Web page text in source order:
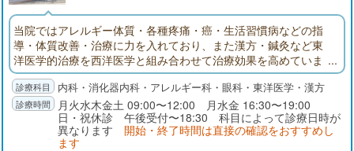
にて血液検査を受けていただくことをおすすめします。なお小
児科ではお子さまの定期予防接種に対応しており、彦根市在住
の方は無料で接種可能です。当院へは、近江鉄道本線・ひこね
芹川駅から徒歩約16分、JR東海道線・彦根駅から徒歩約20分の
場所にあります。駐車場は15台分のご用意があります。
当院ではアレルギー体質・各種疼痛・癌・生活習慣病などの指
導・体質改善・治療に力を入れており、また漢方・鍼灸など東
洋医学的治療を西洋医学と組み合わせて治療効果を高めていま
す。また眼科での白内障・緑内障の手術や胃腸科での胃・大腸
のポリープ・癌のポリペクトミー及び粘膜切除術切除などは最
新の設備で日帰り手術を行っています。
内科・消化器内科・アレルギー科・眼科・東洋医学・漢方
月火水木金土 09:00〜12:00 月水金 16:30〜19:00
日・祝休診 午後受付〜18:30 科目によって診療日時が
異なります 開始・終了時間は直接の確認をおすすめし
ます